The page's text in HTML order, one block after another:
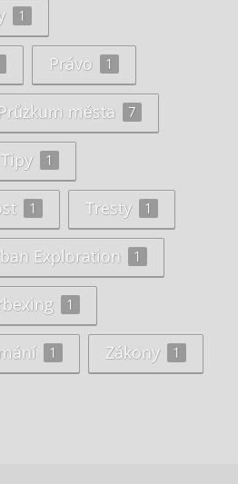
1
Právo 1
Průzkum města 7
Tipy 1
1 Tresty 1
Exploration 1
1
1 Zákony 1